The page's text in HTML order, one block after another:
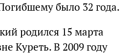
было 32 года.
родился 15 марта
Куреть. В 2009 году